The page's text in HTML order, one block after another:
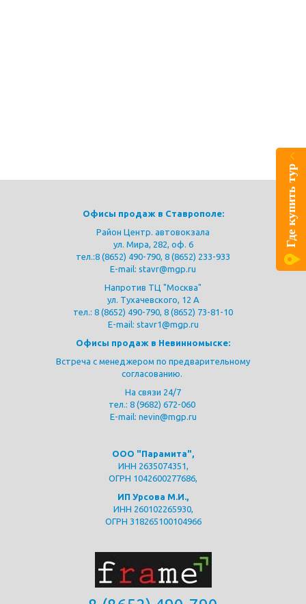
Где купить тур
Офисы продаж в Ставрополе:
Район Центр. автовокзала
ул. Мира, 282, оф. 6
тел.:8 (8652) 490-790, 8 (8652) 233-933
E-mail: stavr@mgp.ru
Напротив ТЦ "Москва"
ул. Тухачевского, 12 А
тел.: 8 (8652) 490-790, 8 (8652) 73-81-10
E-mail: stavr1@mgp.ru
Офисы продаж в Невинномыске:
Встреча с менеджером по предварительному
согласованию.
На связи 24/7
тел.: 8 (9682) 672-060
E-mail: nevin@mgp.ru
ООО "Парамита",
ИНН 2635074351,
ОГРН 1042600277686,
ИП Урсова М.И.,
ИНН 260102265930,
ОГРН 318265100104966